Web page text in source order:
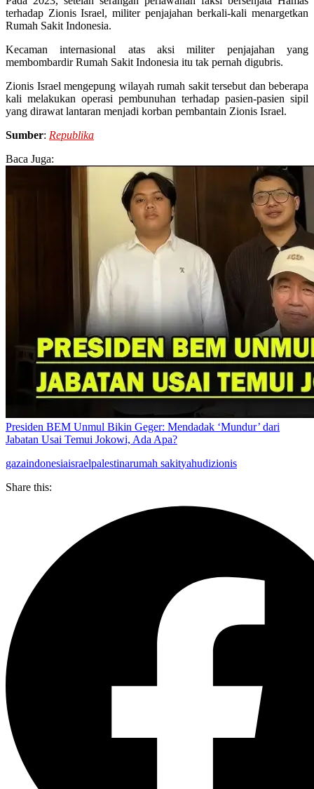
terhadap Zionis Israel, militer penjajahan berkali-kali menargetkan
Rumah Sakit Indonesia.
Kecaman internasional atas aksi militer penjajahan yang
membombardir Rumah Sakit Indonesia itu tak pernah digubris.
Zionis Israel mengepung wilayah rumah sakit tersebut dan beberapa
kali melakukan operasi pembunuhan terhadap pasien-pasien sipil
yang dirawat lantaran menjadi korban pembantain Zionis Israel.
Sumber: Republika
Baca Juga:
Presiden BEM Unmul Bikin Geger: Mendadak ‘Mundur’ dari
Jabatan Usai Temui Jokowi, Ada Apa?
gazaindonesiaisraelpalestinarumah sakityahudizionis
Share this: